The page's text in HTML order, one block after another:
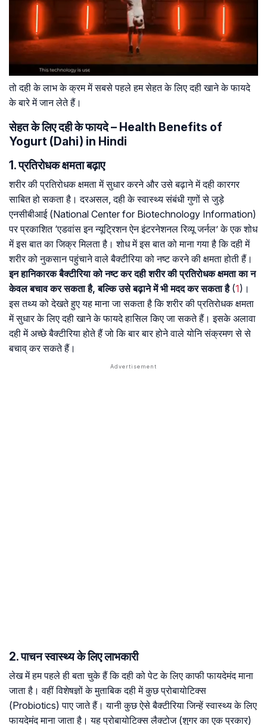
तो दही के लाभ के क्रम में सबसे पहले हम सेहत के लिए दही खाने के फायदे
के बारे में जान लेते हैं।
सेहत के लिए दही के फायदे – Health Benefits of
Yogurt (Dahi) in Hindi
1. प्रतिरोधक क्षमता बढ़ाए
शरीर की प्रतिरोधक क्षमता में सुधार करने और उसे बढ़ाने में दही कारगर
साबित हो सकता है। दरअसल, दही के स्वास्थ्य संबंधी गुणों से जुड़े
एनसीबीआई (National Center for Biotechnology Information)
पर प्रकाशित ‘एडवांस इन न्यूट्रिशन ऐन इंटरनेशनल रिव्यू जर्नल’ के एक शोध
में इस बात का जिक्र मिलता है। शोध में इस बात को माना गया है कि दही में
शरीर को नुकसान पहुंचाने वाले बैक्टीरिया को नष्ट करने की क्षमता होती हैं।
इन हानिकारक बैक्टीरिया को नष्ट कर दही शरीर की प्रतिरोधक क्षमता का न
केवल बचाव कर सकता है, बल्कि उसे बढ़ाने में भी मदद कर सकता है(1)।
इस तथ्य को देखते हुए यह माना जा सकता है कि शरीर की प्रतिरोधक क्षमता
में सुधार के लिए दही खाने के फायदे हासिल किए जा सकते हैं। इसके अलावा
दही में अच्छे बैक्टीरिया होते हैं जो कि बार बार होने वाले योनि संक्रमण से से
बचाव् कर सकते हैं।
2. पाचन स्वास्थ्य के लिए लाभकारी
लेख में हम पहले ही बता चुके हैं कि दही को पेट के लिए काफी फायदेमंद माना
जाता है। वहीं विशेषज्ञों के मुताबिक दही में कुछ प्रोबायोटिक्स
(Probiotics) पाए जाते हैं। यानी कुछ ऐसे बैक्टीरिया जिन्हें स्वास्थ्य के लिए
फायदेमंद माना जाता है। यह प्रोबायोटिक्स लैक्टोज (शुगर का एक प्रकार)